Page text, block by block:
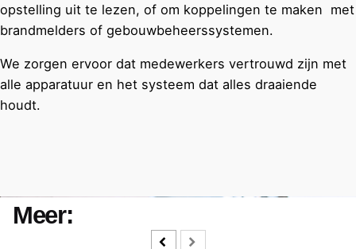
opstelling uit te lezen, of om koppelingen te maken met
brandmelders of gebouwbeheerssystemen.
We zorgen ervoor dat medewerkers vertrouwd zijn met
alle apparatuur en het systeem dat alles draaiende
houdt.
Meer: